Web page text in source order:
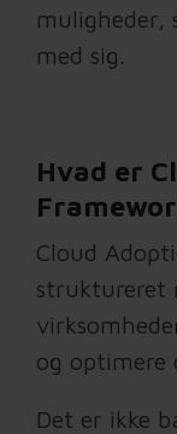
muligheder,
med sig.
Hvad er
Cloud
struktureret
og optimere
Det er ikke